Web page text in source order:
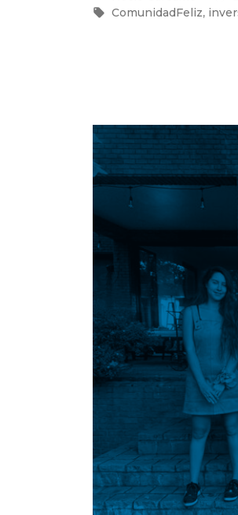
compañía
en
Latinoamérica”
por
Etiquetas:
ComunidadFeliz,